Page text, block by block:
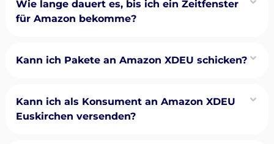
Wie lange dauert es, bis ich ein Zeitfenster
für Amazon bekomme?
Kann ich Pakete an Amazon XDEU schicken?
Kann ich als Konsument an Amazon XDEU
Euskirchen versenden?